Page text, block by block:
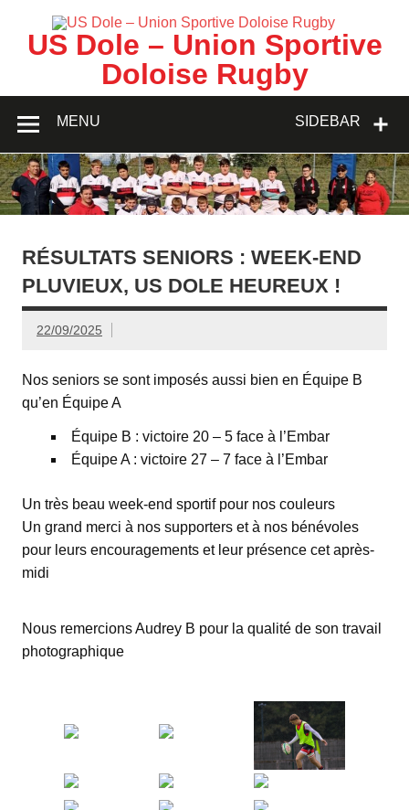
contentUS Dole – Union Sportive
Doloise Rugby
SIDEBAR
MENU
RÉSULTATS SENIORS : WEEK-END
PLUVIEUX, US DOLE HEUREUX !
22/09/2025
Nos seniors se sont imposés aussi bien en Équipe B
qu’en Équipe A
Équipe B : victoire 20 – 5 face à l’Embar
Équipe A : victoire 27 – 7 face à l’Embar
Un très beau week-end sportif pour nos couleurs
Un grand merci à nos supporters et à nos bénévoles
pour leurs encouragements et leur présence cet après-
midi
Nous remercions Audrey B pour la qualité de son travail
photographique